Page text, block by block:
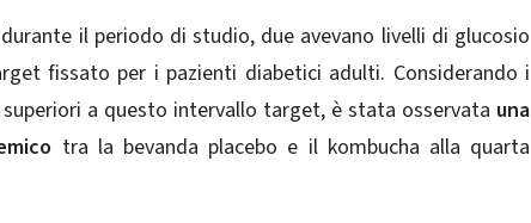
il periodo di studio, due avevano livelli di glucosio
fissato per i pazienti diabetici adulti. Considerando i
a questo intervallo target, è stata osservata una
tra la bevanda placebo e il kombucha alla quarta